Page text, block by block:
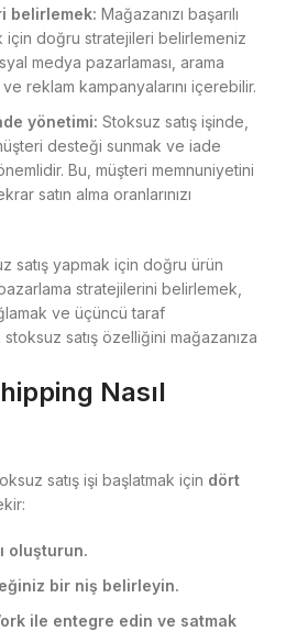
belirlemek: Mağazanızı başarılı
için doğru stratejileri belirlemeniz
medya pazarlaması, arama
reklam kampanyalarını içerebilir.
yönetimi: Stoksuz satış işinde,
desteği sunmak ve iade
Bu, müşteri memnuniyetini
satın alma oranlarınızı
satış yapmak için doğru ürün
stratejilerini belirlemek,
ve üçüncü taraf
stoksuz satış özelliğini mağazanıza
Nasıl
satış işi başlatmak için dört
oluşturun.
bir niş belirleyin.
ile entegre edin ve satmak